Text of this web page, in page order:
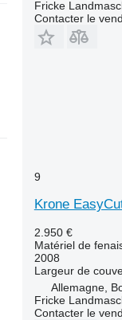
Fricke
Contacter le
9
Krone
2.950 €
Matériel de
2008
Largeur de
Allemagne,
Fricke
Contacter le